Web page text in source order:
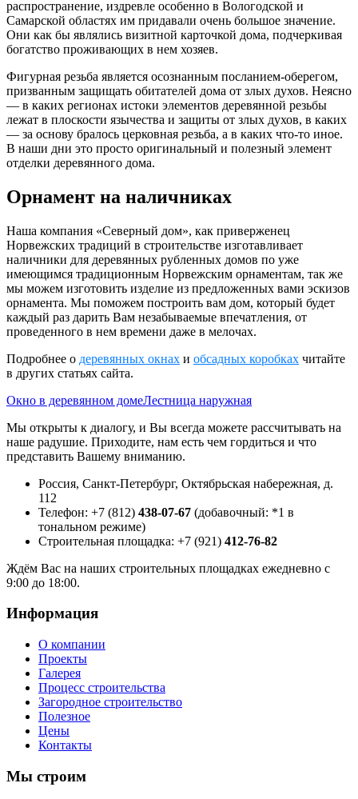
распространение, издревле особенно в Вологодской и
Самарской областях им придавали очень большое значение.
Они как бы являлись визитной карточкой дома, подчеркивая
богатство проживающих в нем хозяев.
Фигурная резьба является осознанным посланием-оберегом,
призванным защищать обитателей дома от злых духов. Неясно
— в каких регионах истоки элементов деревянной резьбы
лежат в плоскости язычества и защиты от злых духов, в каких
— за основу бралось церковная резьба, а в каких что-то иное.
В наши дни это просто оригинальный и полезный элемент
отделки деревянного дома.
Орнамент на наличниках
Наша компания «Северный дом», как приверженец
Норвежских традиций в строительстве изготавливает
наличники для деревянных рубленных домов по уже
имеющимся традиционным Норвежским орнаментам, так же
мы можем изготовить изделие из предложенных вами эскизов
орнамента. Мы поможем построить вам дом, который будет
каждый раз дарить Вам незабываемые впечатления, от
проведенного в нем времени даже в мелочах.
Подробнее о деревянных окнах и обсадных коробках читайте
в других статьях сайта.
Окно в деревянном домеЛестница наружная
Мы открыты к диалогу, и Вы всегда можете рассчитывать на
наше радушие. Приходите, нам есть чем гордиться и что
представить Вашему вниманию.
Россия, Санкт-Петербург, Октябрьская набережная, д.
112
Телефон: +7 (812) 438-07-67 (добавочный: *1 в
тональном режиме)
Строительная площадка: +7 (921) 412-76-82
Ждём Вас на наших строительных площадках ежедневно с
9:00 до 18:00.
Информация
О компании
Проекты
Галерея
Процесс строительства
Загородное строительство
Полезное
Цены
Контакты
Мы строим